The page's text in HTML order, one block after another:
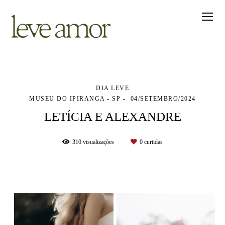
DIA LEVE
MUSEU DO IPIRANGA - SP
04/SETEMBRO/2024
LETÍCIA E ALEXANDRE
310 visualizações 0 curtidas